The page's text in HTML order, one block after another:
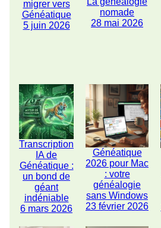
migrer vers
Généatique
5 juin 2026
nomade
28 mai 2026
Transcription
IA de
Généatique :
un bond de
géant
indéniable
6 mars 2026
Généatique
2026 pour Mac
: votre
généalogie
sans Windows
23 février 2026